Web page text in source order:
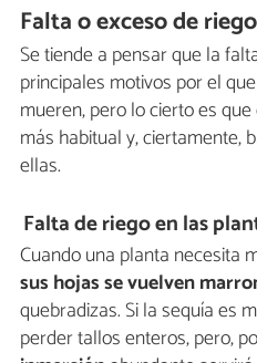
Falta o exceso de riego
Se tiende a pensar que la
principales motivos por el
mueren, pero lo cierto es
más habitual y, ciertamente,
ellas.
Falta de riego en las
Cuando una planta necesita
sus hojas se vuelven
quebradizas. Si la sequía es
perder tallos enteros, pero,